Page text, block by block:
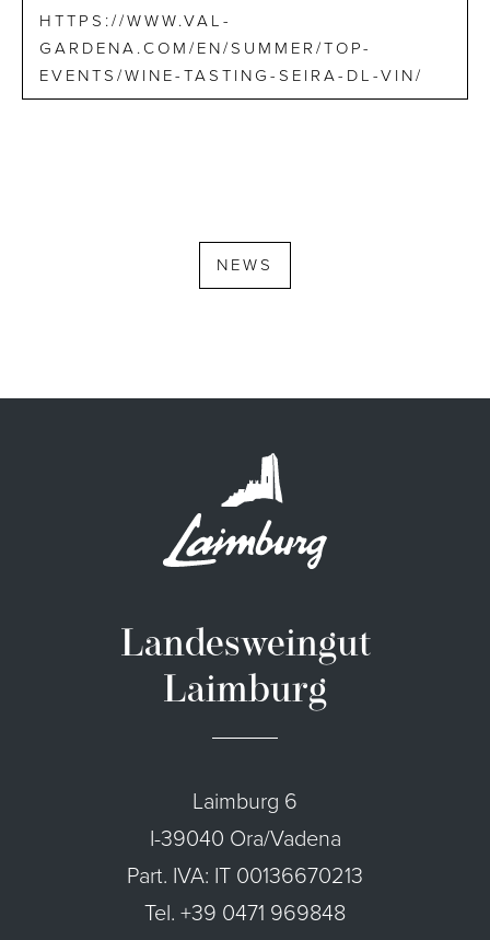
HTTPS://WWW.VAL-
GARDENA.COM/EN/SUMMER/TOP-
EVENTS/WINE-TASTING-SEIRA-DL-VIN/
NEWS
Landesweingut
Laimburg
Laimburg 6
I-39040 Ora/Vadena
Part. IVA: IT 00136670213
Tel. +39 0471 969848